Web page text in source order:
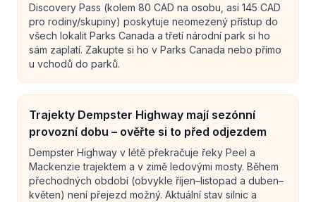
Discovery Pass (kolem 80 CAD na osobu, asi 145 CAD
pro rodiny/skupiny) poskytuje neomezený přístup do
všech lokalit Parks Canada a třetí národní park si ho
sám zaplatí. Zakupte si ho v Parks Canada nebo přímo
u vchodů do parků.
Trajekty Dempster Highway mají sezónní
provozní dobu – ověřte si to před odjezdem
Dempster Highway v létě překračuje řeky Peel a
Mackenzie trajektem a v zimě ledovými mosty. Během
přechodných období (obvykle říjen–listopad a duben–
květen) není přejezd možný. Aktuální stav silnic a